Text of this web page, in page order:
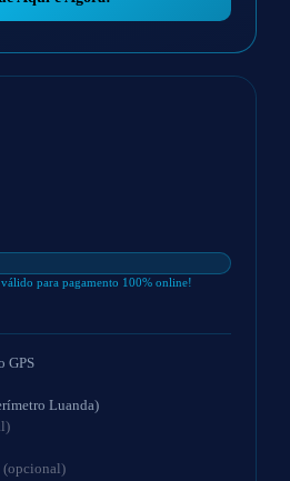
para pagamento 100% online!
GPS
Luanda)
(opcional)